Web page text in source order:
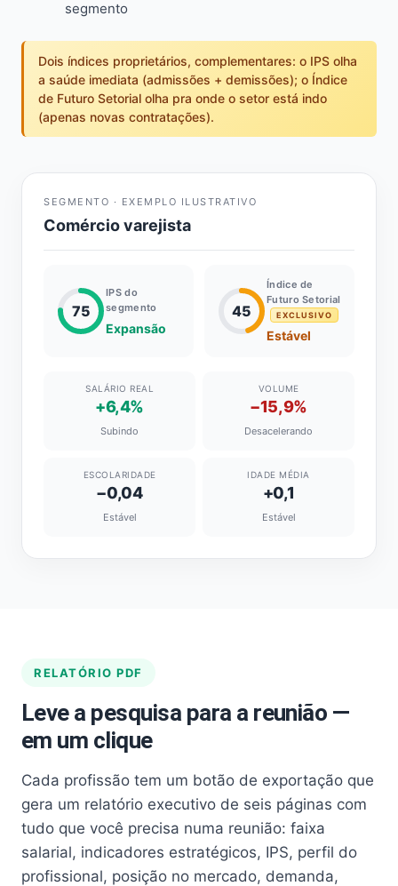
segmento
Dois índices proprietários, complementares: o IPS olha
a saúde imediata (admissões + demissões); o Índice
de Futuro Setorial olha pra onde o setor está indo
(apenas novas contratações).
SEGMENTO · EXEMPLO ILUSTRATIVO
Comércio varejista
75
IPS do
segmento
Expansão
45
Índice de
Futuro Setorial
EXCLUSIVO
Estável
SALÁRIO REAL
+6,4%
Subindo
VOLUME
−15,9%
Desacelerando
ESCOLARIDADE
−0,04
Estável
IDADE MÉDIA
+0,1
Estável
RELATÓRIO PDF
Leve a pesquisa para a reunião —
em um clique
Cada profissão tem um botão de exportação que
gera um relatório executivo de seis páginas com
tudo que você precisa numa reunião: faixa
salarial, indicadores estratégicos, IPS, perfil do
profissional, posição no mercado, demanda,